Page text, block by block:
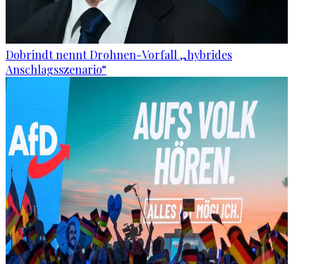
Dobrindt nennt Drohnen-Vorfall „hybrides
Anschlagsszenario“